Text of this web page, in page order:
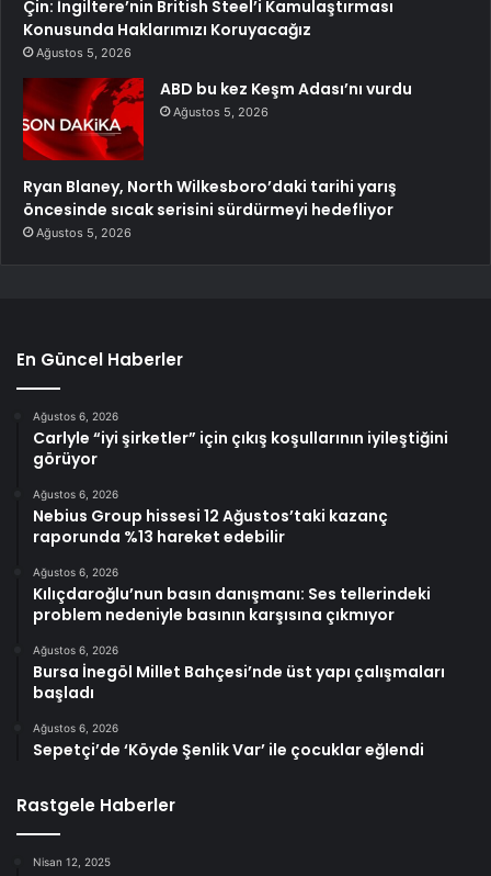
Çin: İngiltere’nin British Steel’i Kamulaştırması
Konusunda Haklarımızı Koruyacağız
Ağustos 5, 2026
ABD bu kez Keşm Adası’nı vurdu
Ağustos 5, 2026
Ryan Blaney, North Wilkesboro’daki tarihi yarış
öncesinde sıcak serisini sürdürmeyi hedefliyor
Ağustos 5, 2026
En Güncel Haberler
Ağustos 6, 2026
Carlyle “iyi şirketler” için çıkış koşullarının iyileştiğini
görüyor
Ağustos 6, 2026
Nebius Group hissesi 12 Ağustos’taki kazanç
raporunda %13 hareket edebilir
Ağustos 6, 2026
Kılıçdaroğlu’nun basın danışmanı: Ses tellerindeki
problem nedeniyle basının karşısına çıkmıyor
Ağustos 6, 2026
Bursa İnegöl Millet Bahçesi’nde üst yapı çalışmaları
başladı
Ağustos 6, 2026
Sepetçi’de ‘Köyde Şenlik Var’ ile çocuklar eğlendi
Rastgele Haberler
Nisan 12, 2025